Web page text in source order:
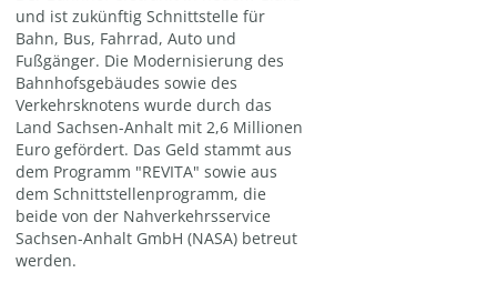
und ist zukünftig Schnittstelle für
Bahn, Bus, Fahrrad, Auto und
Fußgänger. Die Modernisierung des
Bahnhofsgebäudes sowie des
Verkehrsknotens wurde durch das
Land Sachsen-Anhalt mit 2,6 Millionen
Euro gefördert. Das Geld stammt aus
dem Programm "REVITA" sowie aus
dem Schnittstellenprogramm, die
beide von der Nahverkehrsservice
Sachsen-Anhalt GmbH (NASA) betreut
werden.